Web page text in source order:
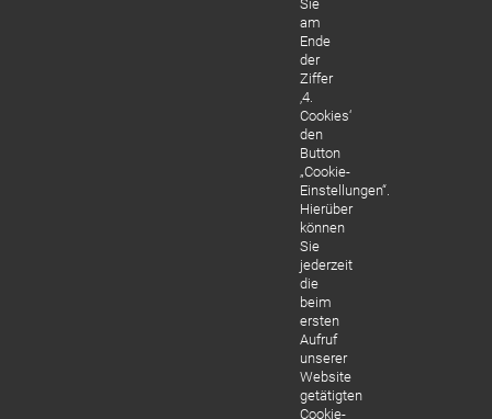
Sie
am
Ende
der
Ziffer
‚4.
Cookies‘
den
Button
„Cookie-
Einstellungen“.
Hierüber
können
Sie
jederzeit
die
beim
ersten
Aufruf
unserer
Website
getätigten
Cookie-